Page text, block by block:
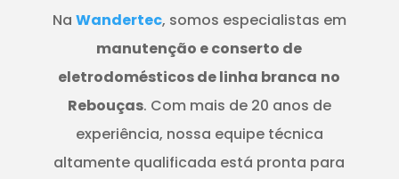
Na Wandertec, somos especialistas em
manutenção e conserto de
eletrodomésticos de linha branca no
Rebouças. Com mais de 20 anos de
experiência, nossa equipe técnica
altamente qualificada está pronta para